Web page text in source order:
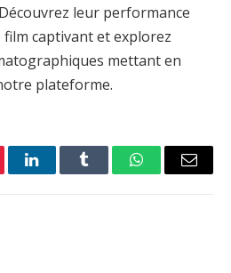
leur performance
captivant et explorez
mettant en
plateforme.
LinkedInTumblr WhatsAppEmail